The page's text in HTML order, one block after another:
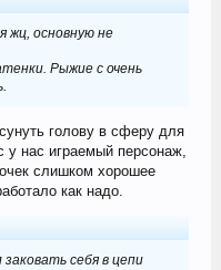
жц, основную не
Рыжие с очень
голову в сферу для
у нас играемый персонаж,
слишком хорошее
как надо.
себя в цепи